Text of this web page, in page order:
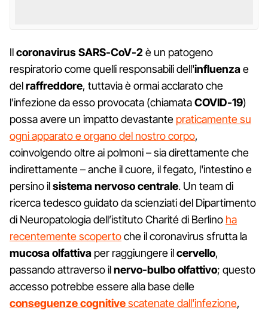
Ilcoronavirus SARS-CoV-2è un patogeno
respiratorio come quelli responsabili dell'influenzae
delraffreddore, tuttavia è ormai acclarato che
l'infezione da esso provocata (chiamataCOVID-19)
possa avere un impatto devastante praticamente su
ogni apparato e organo del nostro corpo,
coinvolgendo oltre ai polmoni – sia direttamente che
indirettamente – anche il cuore, il fegato, l'intestino e
persino ilsistema nervoso centrale. Un team di
ricerca tedesco guidato da scienziati del Dipartimento
di Neuropatologia dell’istituto Charité di Berlino ha
recentemente scopertoche il coronavirus sfrutta la
mucosa olfattiva per raggiungere ilcervello,
passando attraverso ilnervo-bulbo olfattivo; questo
accesso potrebbe essere alla base delle
conseguenze cognitivescatenate dall'infezione,